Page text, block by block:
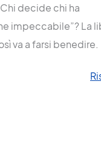
decide chi ha
impeccabile”? La
va a farsi benedire.